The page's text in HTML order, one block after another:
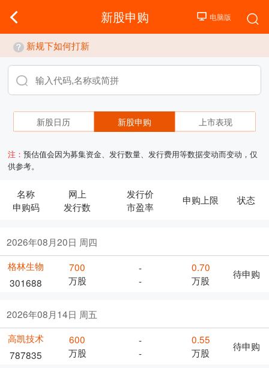
新股申购
新规下如何打新
新股日历 新股申购 上市表现
注：预估值会因为募集资金、发行数量、发行费用等数据变动而变动，仅
供参考。
名称
申购码
网上
发行数
发行价
市盈率
申购上限 状态
2026年08月20日 周四
格林生物
301688
700
万股
-
-
0.70
万股
待申购
2026年08月14日 周五
高凯技术
787835
600
万股
-
-
0.55
万股
待申购